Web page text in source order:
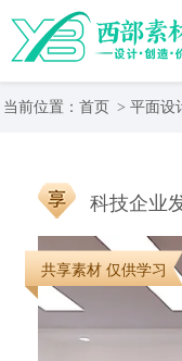
当前位置： 首页 > 平面设
科技企业
共享素材 仅供学习